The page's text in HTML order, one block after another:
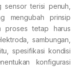
sensor terisi penuh,
mengubah prinsip
proses tetap harus
sambungan,
spesifikasi kondisi
konfigurasi